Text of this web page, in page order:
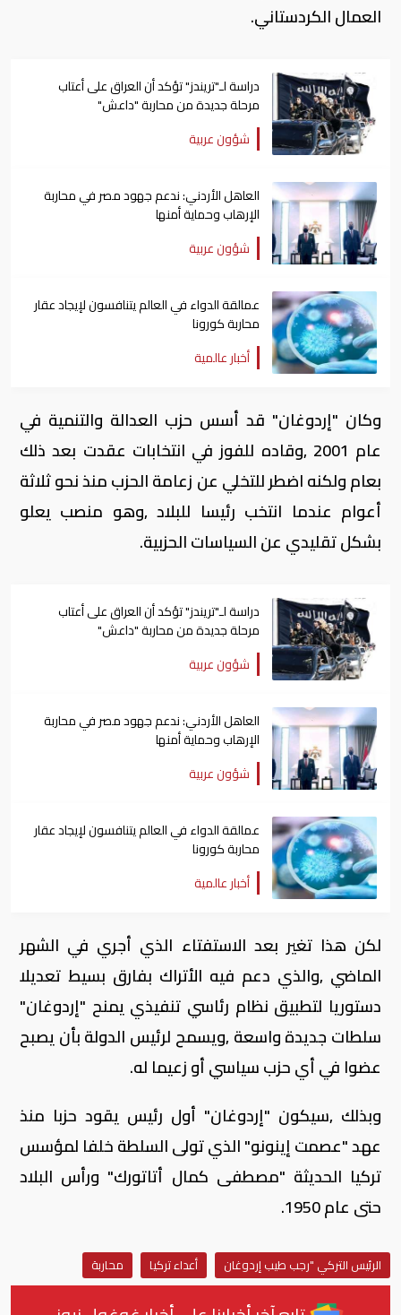
العمال الكردستاني.
دراسة لـ"تريندز" تؤكد أن العراق على أعتاب
مرحلة جديدة من محاربة "داعش"
شؤون عربية
العاهل الأردني: ندعم جهود مصر في محاربة
الإرهاب وحماية أمنها
شؤون عربية
عمالقة الدواء في العالم يتنافسون لإيجاد عقار
محاربة كورونا
أخبار عالمية
وكان "إردوغان" قد أسس حزب العدالة والتنمية في
عام 2001 ,وقاده للفوز في انتخابات عقدت بعد ذلك
بعام ولكنه اضطر للتخلي عن زعامة الحزب منذ نحو ثلاثة
أعوام عندما انتخب رئيسا للبلاد ,وهو منصب يعلو
بشكل تقليدي عن السياسات الحزبية.
دراسة لـ"تريندز" تؤكد أن العراق على أعتاب
مرحلة جديدة من محاربة "داعش"
شؤون عربية
العاهل الأردني: ندعم جهود مصر في محاربة
الإرهاب وحماية أمنها
شؤون عربية
عمالقة الدواء في العالم يتنافسون لإيجاد عقار
محاربة كورونا
أخبار عالمية
لكن هذا تغير بعد الاستفتاء الذي أجري في الشهر
الماضي ,والذي دعم فيه الأتراك بفارق بسيط تعديلا
دستوريا لتطبيق نظام رئاسي تنفيذي يمنح "إردوغان"
سلطات جديدة واسعة ,ويسمح لرئيس الدولة بأن يصبح
عضوا في أي حزب سياسي أو زعيما له.
وبذلك ,سيكون "إردوغان" أول رئيس يقود حزبا منذ
عهد "عصمت إينونو" الذي تولى السلطة خلفا لمؤسس
تركيا الحديثة "مصطفى كمال أتاتورك" ورأس البلاد
حتى عام 1950.
الرئيس التركي "رجب طيب إردوغان أعداء تركيا محاربة